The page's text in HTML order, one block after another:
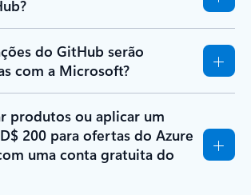
do GitHub serão
com a Microsoft?
produtos ou aplicar um
200 para ofertas do Azure
uma conta gratuita do